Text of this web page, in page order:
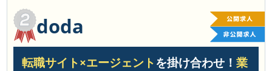
doda
転職サイト×エージェントを掛け合わせ！ 業